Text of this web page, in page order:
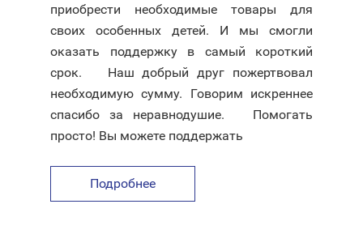
приобрести необходимые товары для
своих особенных детей. И мы смогли
оказать поддержку в самый короткий
срок. ⠀ Наш добрый друг пожертвовал
необходимую сумму. Говорим искреннее
спасибо за неравнодушие. ⠀ Помогать
просто! Вы можете поддержать
Подробнее